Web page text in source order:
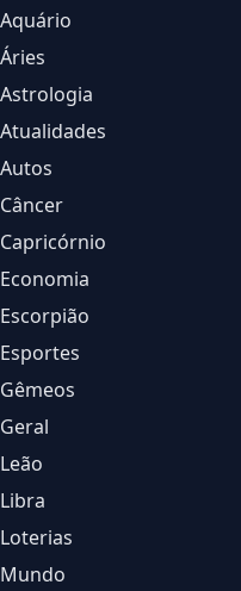
Aquário
Áries
Astrologia
Atualidades
Autos
Câncer
Capricórnio
Economia
Escorpião
Esportes
Gêmeos
Geral
Leão
Libra
Loterias
Mundo